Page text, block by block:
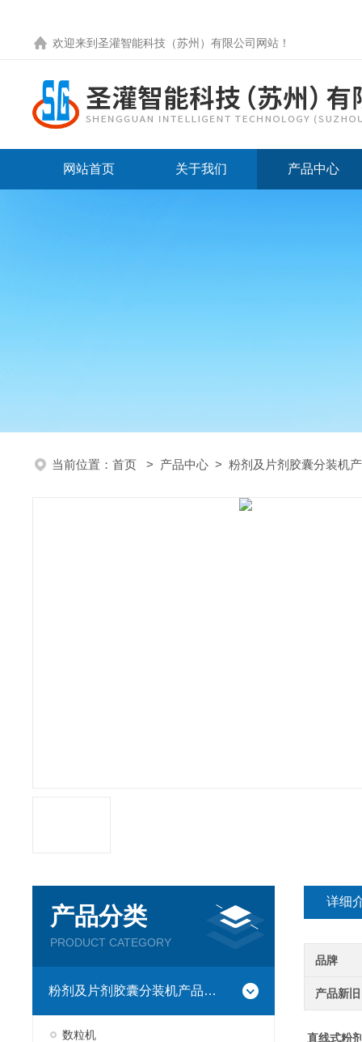
欢迎来到圣灌智能科技（苏州）有限公司网站！
网站首页 关于我们 产品中心
当前位置： 首页 > 产品中心 > 粉剂及片剂胶囊分装机
详细
品牌
产品新旧
直线式粉
产品分类
PRODUCT CATEGORY
粉剂及片剂胶囊分装机产品系列
数粒机